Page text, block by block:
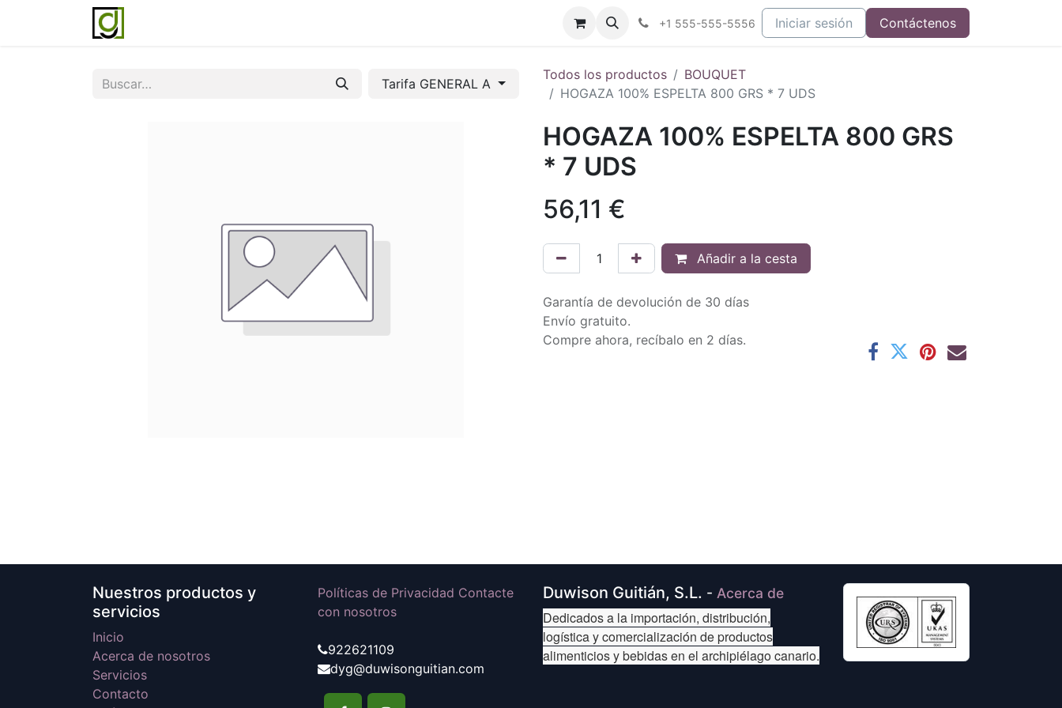
Blog Contáctenos
+1 555-555-5556 Iniciar sesión Contáctenos
Tarifa GENERAL A
Todos los productos
BOUQUET
HOGAZA 100% ESPELTA 800 GRS * 7 UDS
HOGAZA 100% ESPELTA 800 GRS
* 7 UDS
56,11 €
Añadir a la cesta
Garantía de devolución de 30 días
Envío gratuito.
Compre ahora, recíbalo en 2 días.
Nuestros productos y
servicios
Inicio
Acerca de nosotros
Servicios
Contacto
Políticas de Privacidad Contacte
con nosotros
922621109
dyg@duwisonguitian.com
Duwison Guitián, S.L. - Acerca de
Dedicados a la importación, distribución,
logística y comercialización de productos
alimenticios y bebidas en el archipiélago canario.